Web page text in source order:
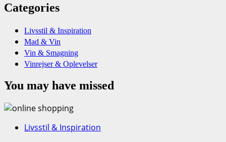
Categories
Livsstil & Inspiration
Mad & Vin
Vin & Smagning
Vinrejser & Oplevelser
You may have missed
Livsstil & Inspiration